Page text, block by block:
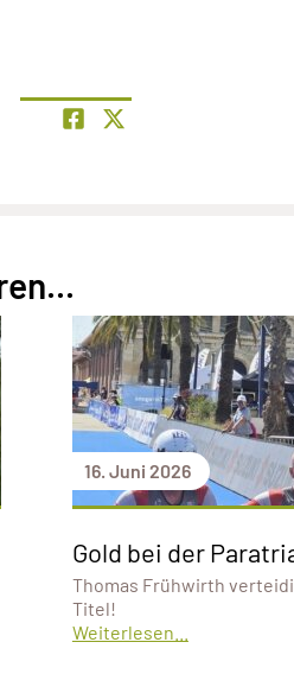
16. Juni 2026
Gold bei der
Thomas Frühwirth
Titel!
Weiterlesen...